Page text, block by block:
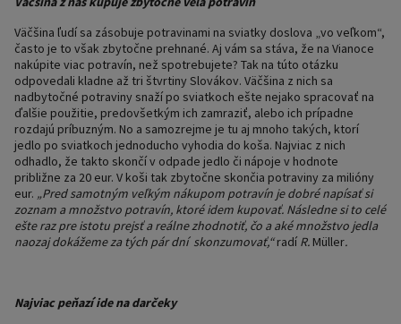
Väčšina ľudí sa zásobuje potravinami na sviatky doslova „vo veľkom“,
často je to však zbytočne prehnané. Aj vám sa stáva, že na Vianoce
nakúpite viac potravín, než spotrebujete? Tak na túto otázku
odpovedali kladne až tri štvrtiny Slovákov. Väčšina z nich sa
nadbytočné potraviny snaží po sviatkoch ešte nejako spracovať na
ďalšie použitie, predovšetkým ich zamraziť, alebo ich prípadne
rozdajú príbuzným. No a samozrejme je tu aj mnoho takých, ktorí
jedlo po sviatkoch jednoducho vyhodia do koša. Najviac z nich
odhadlo, že takto skončí v odpade jedlo či nápoje v hodnote
približne za 20 eur. V koši tak zbytočne skončia potraviny za milióny
eur. „Pred samotným veľkým nákupom potravín je dobré napísať si
zoznam a množstvo potravín, ktoré idem kupovať. Následne si to celé
ešte raz pre istotu prejsť a reálne zhodnotiť, čo a aké množstvo jedla
naozaj dokážeme za tých pár dní skonzumovať,“radí R. Müller.
Najviac peňazí ide na darčeky